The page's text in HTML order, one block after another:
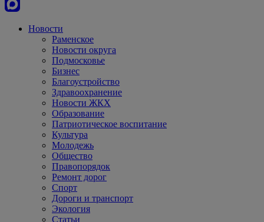
Новости
Раменское
Новости округа
Подмосковье
Бизнес
Благоустройство
Здравоохранение
Новости ЖКХ
Образование
Патриотическое воспитание
Культура
Молодежь
Общество
Правопорядок
Ремонт дорог
Спорт
Дороги и транспорт
Экология
Статьи